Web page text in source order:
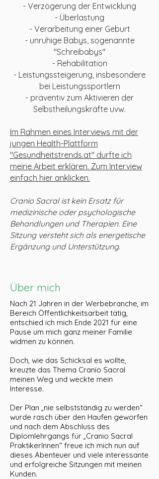
- Verzögerung der Entwicklung
- Überlastung
- Verarbeitung einer Geburt
- unruhige Babys, sogenannte
"Schreibabys"
- Rehabilitation
- Leistungssteigerung, insbesondere
bei Leistungssportlern
- präventiv zum Aktivieren der
Selbstheilungskräfte uvw.
Im Rahmen eines Interviews mit der
jungen Health-Plattform
"Gesundheitstrends.at" durfte ich
meine Arbeit erklären. Zum Interview
einfach hier anklicken.
Cranio Sacral ist kein Ersatz für
medizinische oder psychologische
Behandlungen und Therapien. Eine
Sitzung versteht sich als energetische
Ergänzung und Unterstützung.
Über mich
Nach 21 Jahren in der Werbebranche, im
Bereich Öffentlichkeitsarbeit tätig,
entschied ich mich Ende 2021 für eine
Pause um mich ganz meiner Familie
widmen zu können.
Doch, wie das Schicksal es wollte,
kreuzte das Thema Cranio Sacral
meinen Weg und weckte mein
Interesse.
Der Plan „nie selbstständig zu werden“
wurde rasch über den Haufen geworfen
und nach dem Abschluss des
Diplomlehrgangs für „Cranio Sacral
PraktikerInnen“ freue ich mich nun auf
dieses Abenteuer und viele interessante
und erfolgreiche Sitzungen mit meinen
Kunden.